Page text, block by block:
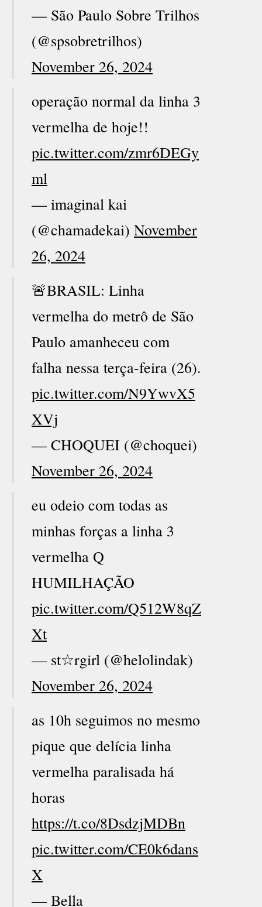
— São Paulo Sobre Trilhos
(@spsobretrilhos)
November 26, 2024
operação normal da linha 3
vermelha de hoje!!
pic.twitter.com/zmr6DEGy
ml
— imaginal kai
(@chamadekai) November
26, 2024
🚨BRASIL: Linha
vermelha do metrô de São
Paulo amanheceu com
falha nessa terça-feira (26).
pic.twitter.com/N9YwvX5
XVj
— CHOQUEI (@choquei)
November 26, 2024
eu odeio com todas as
minhas forças a linha 3
vermelha Q
HUMILHAÇÃO
pic.twitter.com/Q512W8qZ
Xt
— st☆rgirl (@helolindak)
November 26, 2024
as 10h seguimos no mesmo
pique que delícia linha
vermelha paralisada há
horas
https://t.co/8DsdzjMDBn
pic.twitter.com/CE0k6dans
X
— Bella